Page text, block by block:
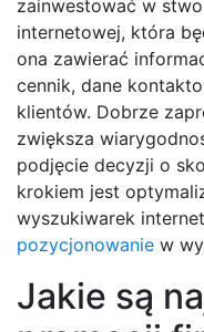
zainwestować w
internetowej, która
ona zawierać
cennik, dane
klientów. Dobrze
zwiększa
podjęcie decyzji o
krokiem jest
wyszukiwarek
pozycjonowanie w
Jakie są